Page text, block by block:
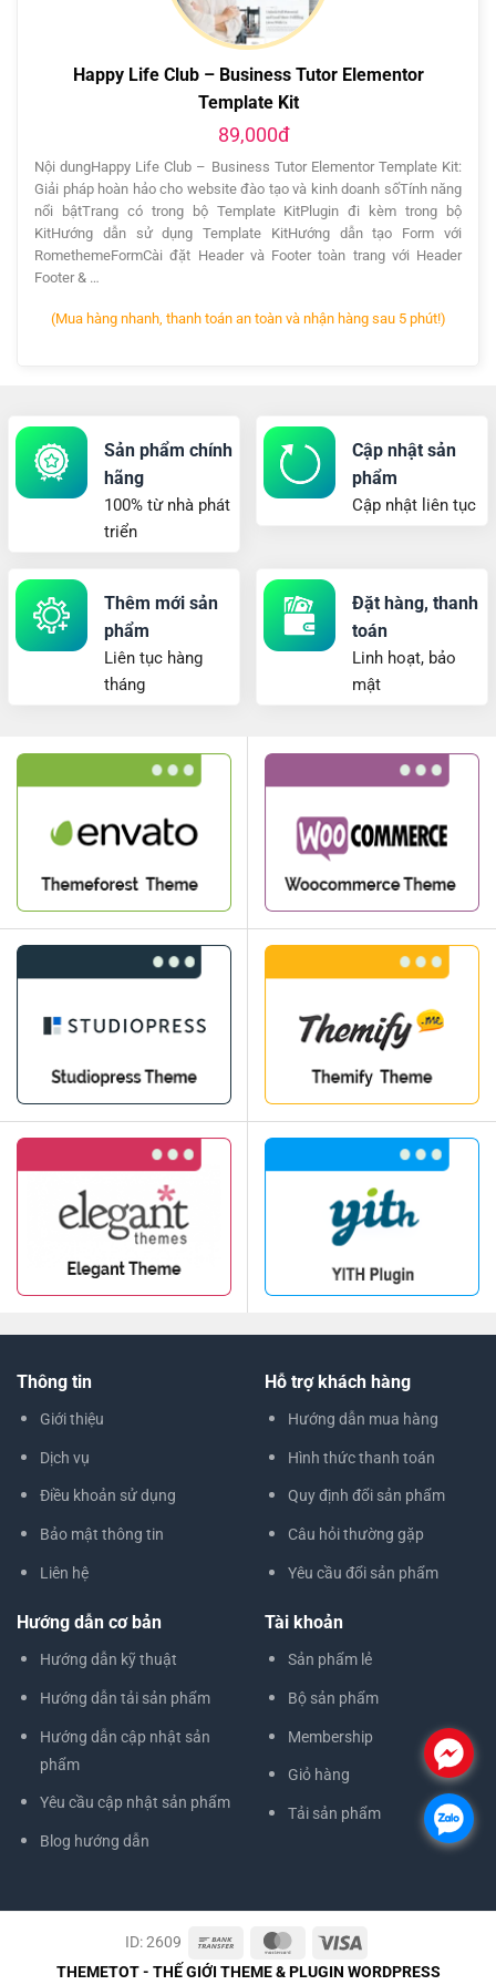
Happy Life Club – Business Tutor Elementor
Template Kit
89,000đ
Nội dungHappy Life Club – Business Tutor Elementor Template Kit:
Giải pháp hoàn hảo cho website đào tạo và kinh doanh sốTính năng
nổi bậtTrang có trong bộ Template KitPlugin đi kèm trong bộ
KitHướng dẫn sử dụng Template KitHướng dẫn tạo Form với
RomethemeFormCài đặt Header và Footer toàn trang với Header
Footer & …
(Mua hàng nhanh, thanh toán an toàn và nhận hàng sau 5 phút!)
Sản phẩm chính
hãng
100% từ nhà phát
triển
Cập nhật sản
phẩm
Cập nhật liên tục
Thêm mới sản
phẩm
Liên tục hàng
tháng
Đặt hàng, thanh
toán
Linh hoạt, bảo
mật
Thông tin
Giới thiệu
Dịch vụ
Điều khoản sử dụng
Bảo mật thông tin
Liên hệ
Hỗ trợ khách hàng
Hướng dẫn mua hàng
Hình thức thanh toán
Quy định đổi sản phẩm
Câu hỏi thường gặp
Yêu cầu đổi sản phẩm
Hướng dẫn cơ bản
Hướng dẫn kỹ thuật
Hướng dẫn tải sản phẩm
Hướng dẫn cập nhật sản
phẩm
Yêu cầu cập nhật sản phẩm
Blog hướng dẫn
Tài khoản
Sản phẩm lẻ
Bộ sản phẩm
Membership
Giỏ hàng
Tải sản phẩm
ID: 2609
THEMETOT - THẾ GIỚI THEME & PLUGIN WORDPRESS
.
.